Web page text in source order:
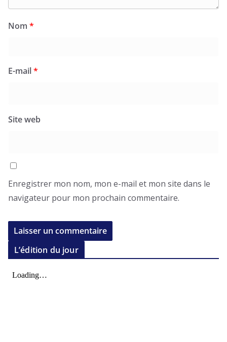
Nom *
E-mail*
Site web
Enregistrer mon nom, mon e-mail et mon site dans le
navigateur pour mon prochain commentaire.
L’édition du jour